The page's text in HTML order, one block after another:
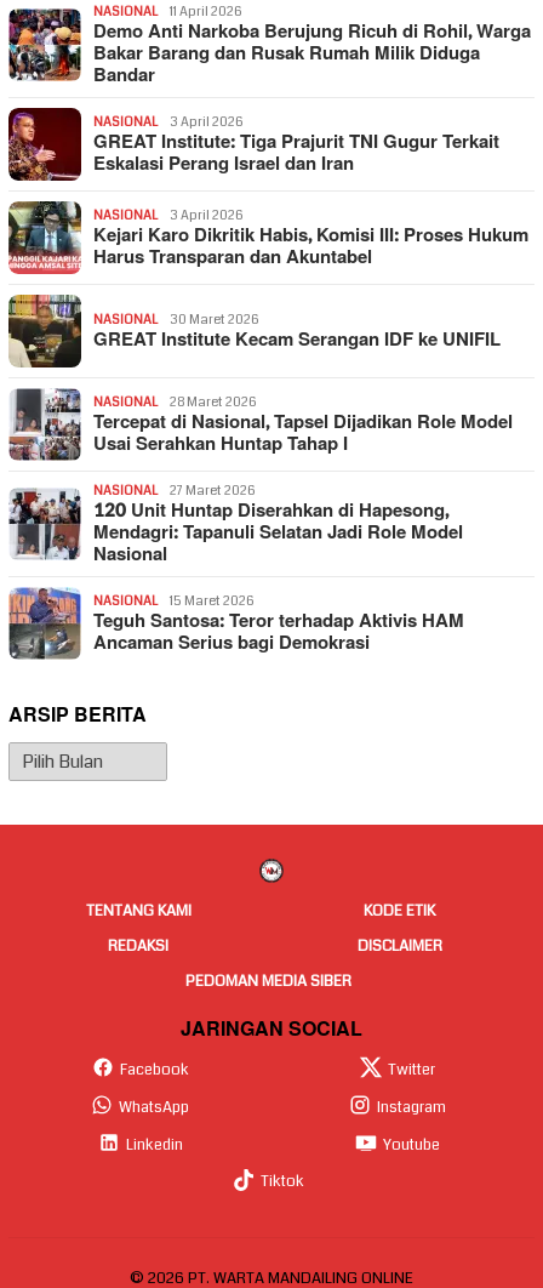
NASIONAL 11 April 2026
Demo Anti Narkoba Berujung Ricuh di Rohil, Warga
Bakar Barang dan Rusak Rumah Milik Diduga
Bandar
NASIONAL 3 April 2026
GREAT Institute: Tiga Prajurit TNI Gugur Terkait
Eskalasi Perang Israel dan Iran
NASIONAL 3 April 2026
Kejari Karo Dikritik Habis, Komisi III: Proses Hukum
Harus Transparan dan Akuntabel
NASIONAL 30 Maret 2026
GREAT Institute Kecam Serangan IDF ke UNIFIL
NASIONAL 28 Maret 2026
Tercepat di Nasional, Tapsel Dijadikan Role Model
Usai Serahkan Huntap Tahap I
NASIONAL 27 Maret 2026
120 Unit Huntap Diserahkan di Hapesong,
Mendagri: Tapanuli Selatan Jadi Role Model
Nasional
NASIONAL 15 Maret 2026
Teguh Santosa: Teror terhadap Aktivis HAM
Ancaman Serius bagi Demokrasi
ARSIP BERITA
Arsip
Berita
TENTANG KAMI
KODE ETIK
REDAKSI
DISCLAIMER
PEDOMAN MEDIA SIBER
JARINGAN SOCIAL
Facebook
Twitter
WhatsApp
Instagram
Linkedin
Youtube
Tiktok
© 2026 PT. WARTA MANDAILING ONLINE